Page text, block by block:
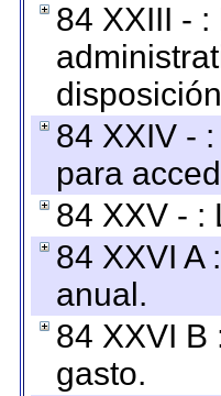
84 XXIII -
84 XXIV -
para
84 XXV - :
84 XXVI A
anual.
84 XXVI B
gasto.